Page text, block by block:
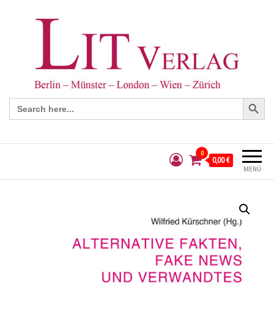
Search
for:
Search Button
MENÜ
0
0,00 €